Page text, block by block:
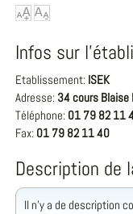
Infos sur
Etablissement: ISEK
Adresse: 34 cours Blaise
Téléphone: 01 79 82 11
Fax: 01 79 82 11 40
Description de
Il n'y a de description